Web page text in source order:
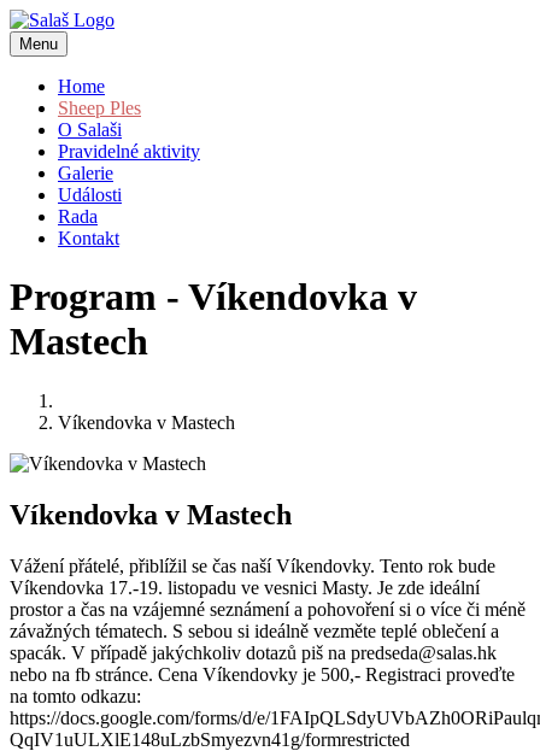
Menu
Home
Sheep Ples
O Salaši
Pravidelné aktivity
Galerie
Události
Rada
Kontakt
Program - Víkendovka v
Mastech
Víkendovka v Mastech
Víkendovka v Mastech
Vážení přátelé, přiblížil se čas naší Víkendovky. Tento rok bude
Víkendovka 17.-19. listopadu ve vesnici Masty. Je zde ideální
prostor a čas na vzájemné seznámení a pohovoření si o více či méně
závažných tématech. S sebou si ideálně vezměte teplé oblečení a
spacák. V případě jakýchkoliv dotazů piš na predseda@salas.hk
nebo na fb stránce. Cena Víkendovky je 500,- Registraci proveďte
na tomto odkazu:
https://docs.google.com/forms/d/e/
QqIV1uULXlE148uLzbSmyezvn41g/formrestricted